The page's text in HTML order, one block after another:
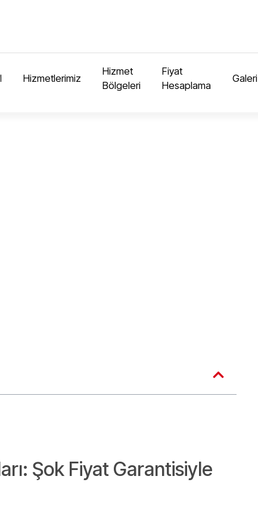
Hizmetlerimiz
Hizmet
Bölgeleri
Fiyat
Hesaplama
Galeri
Şok Fiyat Garantisiyle